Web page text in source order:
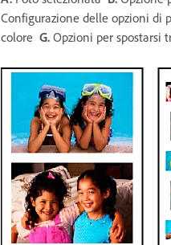
Configurazione delle opzioni di
colore G. Opzioni per spostarsi